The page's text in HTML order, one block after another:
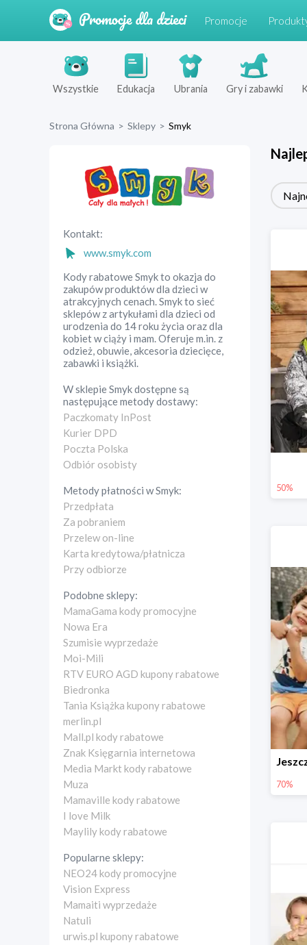
Promocje
Wszystkie Edukacja Ubrania Gry i zabawki
Strona Główna > Sklepy > Smyk
Kontakt:
www.smyk.com
Kody rabatowe Smyk to okazja do
zakupów produktów dla dzieci w
atrakcyjnych cenach. Smyk to sieć
sklepów z artykułami dla dzieci od
urodzenia do 14 roku życia oraz dla
kobiet w ciąży i mam. Oferuje m.in. z
odzież, obuwie, akcesoria dziecięce,
zabawki i książki.
W sklepieSmykdostępne są
następujące metody dostawy:
Paczkomaty InPost
Kurier DPD
Poczta Polska
Odbiór osobisty
Metody płatności wSmyk:
Przedpłata
Za pobraniem
Przelew on-line
Karta kredytowa/płatnicza
Przy odbiorze
Podobne sklepy:
MamaGama kody promocyjne
Nowa Era
Szumisie wyprzedaże
Moi-Mili
RTV EURO AGD kupony rabatowe
Biedronka
Tania Książka kupony rabatowe
merlin.pl
Mall.pl kody rabatowe
Znak Księgarnia internetowa
Media Markt kody rabatowe
Muza
Mamaville kody rabatowe
I love Milk
Maylily kody rabatowe
Popularne sklepy:
NEO24 kody promocyjne
Vision Express
Mamaiti wyprzedaże
Natuli
urwis.pl kupony rabatowe
50%
70%